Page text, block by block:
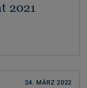
2021
24. MÄRZ 2022